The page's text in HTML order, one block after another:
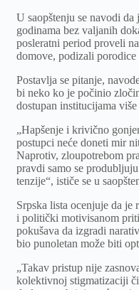
U saopštenju se navodi da
godinama bez valjanih
posleratni period proveli
domove, podizali
Postavlja se pitanje,
bi neko ko je počinio
dostupan institucijama
„Hapšenje i krivično
postupci neće doneti mir
Naprotiv, zloupotrebom
pravdi samo se
tenzije“, ističe se u
Srpska lista ocenjuje da je
i politički motivisanom
pokušava da izgradi
bio punoletan može biti
„Takav pristup nije
kolektivnoj stigmatizaciji